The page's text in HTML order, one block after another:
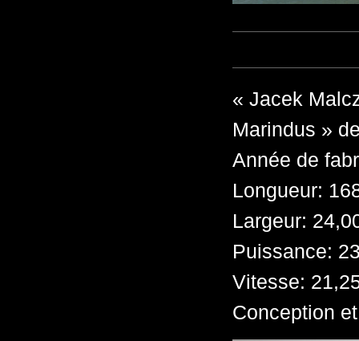
« Jacek
Marindus »
Année de
Longueur:
Largeur:
Puissance:
Vitesse:
Conception